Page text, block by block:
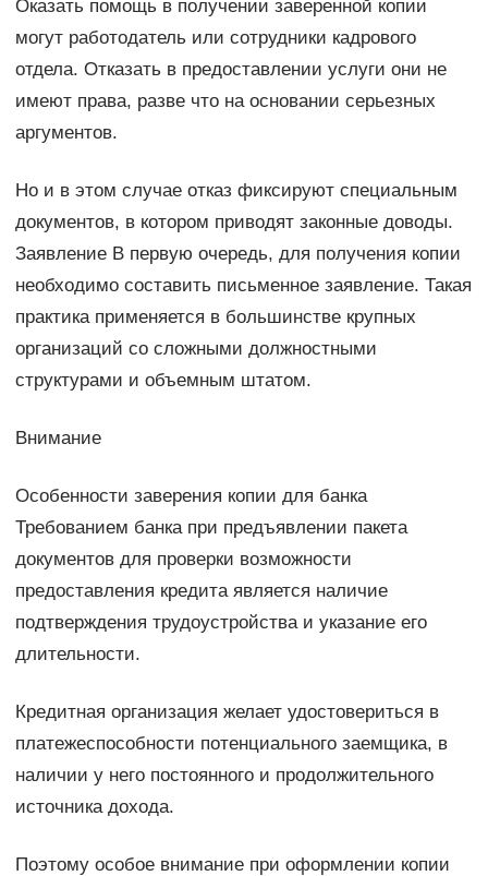
Оказать помощь в получении заверенной копии
могут работодатель или сотрудники кадрового
отдела. Отказать в предоставлении услуги они не
имеют права, разве что на основании серьезных
аргументов.
Но и в этом случае отказ фиксируют специальным
документов, в котором приводят законные доводы.
Заявление В первую очередь, для получения копии
необходимо составить письменное заявление. Такая
практика применяется в большинстве крупных
организаций со сложными должностными
структурами и объемным штатом.
Внимание
Особенности заверения копии для банка
Требованием банка при предъявлении пакета
документов для проверки возможности
предоставления кредита является наличие
подтверждения трудоустройства и указание его
длительности.
Кредитная организация желает удостовериться в
платежеспособности потенциального заемщика, в
наличии у него постоянного и продолжительного
источника дохода.
Поэтому особое внимание при оформлении копии